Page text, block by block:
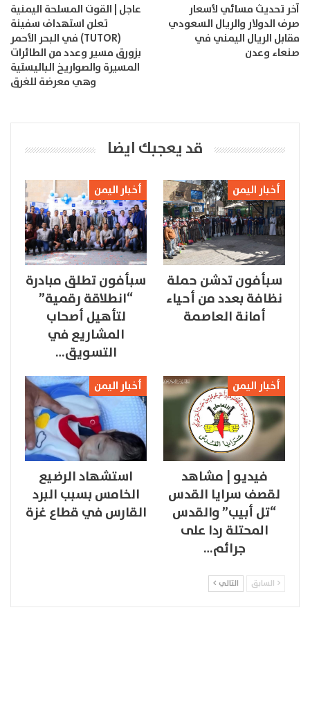
آخر تحديث مسائي لأسعار
صرف الدولار والريال السعودي
مقابل الريال اليمني في
صنعاء وعدن
عاجل | القوت المسلحة اليمنية
تعلن استهداف سفينة
(TUTOR) في البحر الأحمر
بزورق مسير وعدد من الطائرات
المسيرة والصواريخ الباليستية
وهي معرضة للغرق
قد يعجبك ايضا
أخبار اليمن
سبأفون تدشن حملة
نظافة بعدد من أحياء
أمانة العاصمة
أخبار اليمن
سبأفون تطلق مبادرة
“انطلاقة رقمية”
لتأهيل أصحاب
المشاريع في
التسويق…
أخبار اليمن
فيديو | مشاهد
لقصف سرايا القدس
“تل أبيب” والقدس
المحتلة ردا على
جرائم…
أخبار اليمن
استشهاد الرضيع
الخامس بسبب البرد
القارس في قطاع غزة
السابق التالي